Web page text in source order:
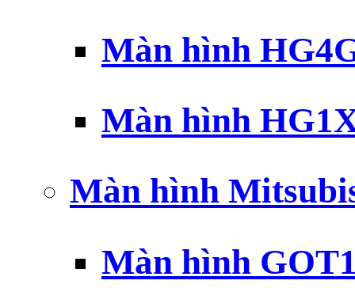
Màn hình
Màn hình
Màn hình
Màn hình